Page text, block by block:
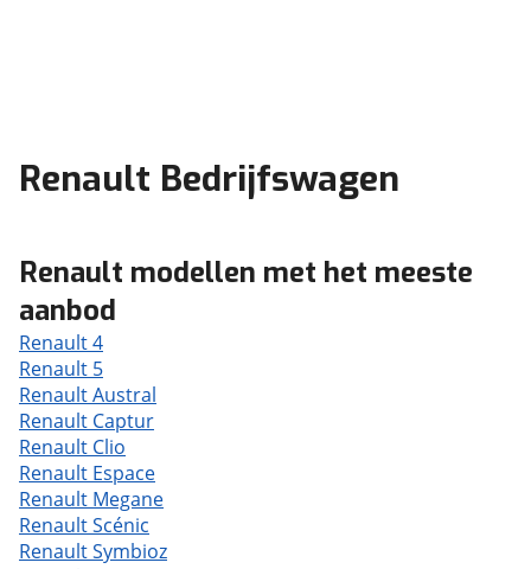
Renault Bedrijfswagen
Renault modellen met het meeste
aanbod
Renault 4
Renault 5
Renault Austral
Renault Captur
Renault Clio
Renault Espace
Renault Megane
Renault Scénic
Renault Symbioz